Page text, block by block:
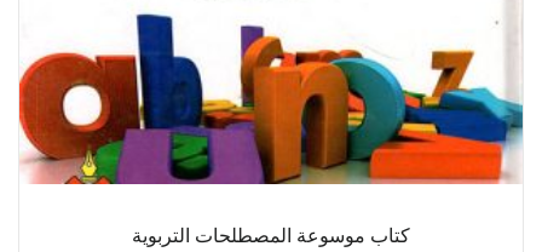
كتاب موسوعة المصطلحات التربوية